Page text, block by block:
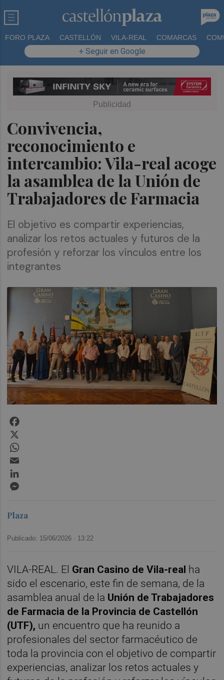
FORO PLAZA CASTELLÓN VILA-REAL COMARCAS
+ Seguir en Google
Convivencia,
reconocimiento e
intercambio: Vila-real acoge
la asamblea de la Unión de
Trabajadores de Farmacia
El objetivo es compartir experiencias,
analizar los retos actuales y futuros de la
profesión y reforzar los vínculos entre los
integrantes
Plaza
Publicado: 15/06/2026 · 13:22
VILA-REAL. El Gran Casino de Vila-real ha
sido el escenario, este fin de semana, de la
asamblea anual de la Unión de Trabajadores
de Farmacia de la Provincia de Castellón
(UTF), un encuentro que ha reunido a
profesionales del sector farmacéutico de
toda la provincia con el objetivo de compartir
experiencias, analizar los retos actuales y